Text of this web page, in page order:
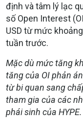
định và tâm lý lạc
số Open Interest
USD từ mức
tuần trước.
Mặc dù mức tăng
tăng của OI phản
từ bi quan sang
tham gia của các
phái sinh của HYPE.